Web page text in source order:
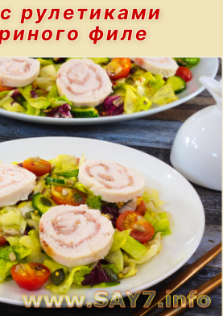
рулетиками
филе